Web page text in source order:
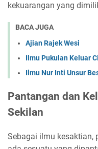
kekuarangan yang
BACA JUGA
Ajian Rajek Wesi
Ilmu Pukulan Keluar
Ilmu Nur Inti Unsur
Pantangan dan
Sekilan
Sebagai ilmu kesaktian,